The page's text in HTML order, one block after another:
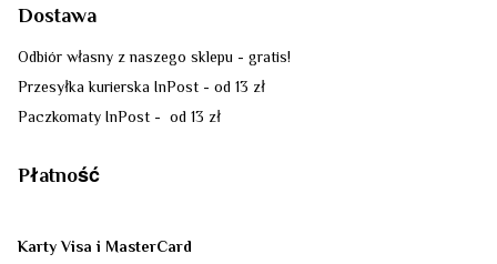
Dostawa
Odbiór własny z naszego sklepu - gratis!
Przesyłka kurierska InPost - od 13 zł
Paczkomaty InPost - od 13 zł
Płatność
Karty Visa i MasterCard